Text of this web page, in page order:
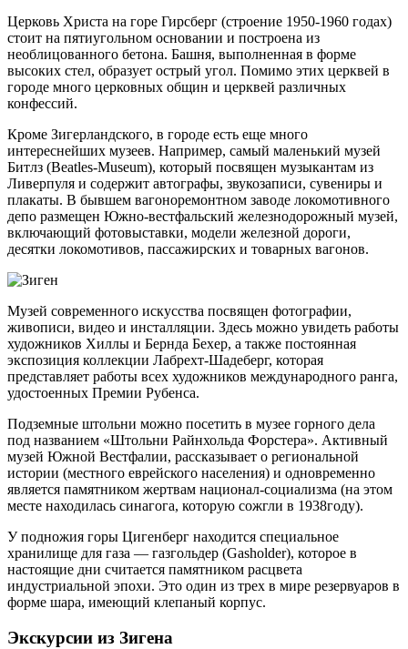
Церковь Христа на горе Гирсберг (строение 1950-1960 годах)
стоит на пятиугольном основании и построена из
необлицованного бетона. Башня, выполненная в форме
высоких стел, образует острый угол. Помимо этих церквей в
городе много церковных общин и церквей различных
конфессий.
Кроме Зигерландского, в городе есть еще много
интереснейших музеев. Например, самый маленький музей
Битлз (Beatles-Museum), который посвящен музыкантам из
Ливерпуля и содержит автографы, звукозаписи, сувениры и
плакаты. В бывшем вагоноремонтном заводе локомотивного
депо размещен Южно-вестфальский железнодорожный музей,
включающий фотовыставки, модели железной дороги,
десятки локомотивов, пассажирских и товарных вагонов.
Музей современного искусства посвящен фотографии,
живописи, видео и инсталляции. Здесь можно увидеть работы
художников Хиллы и Бернда Бехер, а также постоянная
экспозиция коллекции Лабрехт-Шадеберг, которая
представляет работы всех художников международного ранга,
удостоенных Премии Рубенса.
Подземные штольни можно посетить в музее горного дела
под названием «Штольни Райнхольда Форстера». Активный
музей Южной Вестфалии, рассказывает о региональной
истории (местного еврейского населения) и одновременно
является памятником жертвам национал-социализма (на этом
месте находилась синагога, которую сожгли в 1938году).
У подножия горы Цигенберг находится специальное
хранилище для газа — газгольдер (Gasholder), которое в
настоящие дни считается памятником расцвета
индустриальной эпохи. Это один из трех в мире резервуаров в
форме шара, имеющий клепаный корпус.
Экскурсии из Зигена